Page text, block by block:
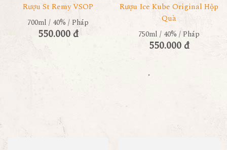
Rượu St Remy VSOP
700ml / 40% / Pháp
550.000 đ
Rượu Ice Kube Original Hộp
Quà
750ml / 40% / Pháp
550.000 đ